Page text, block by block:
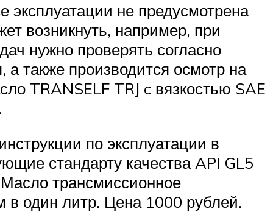
эксплуатации не предусмотрена
возникнуть, например, при
нужно проверять согласно
также производится осмотр на
TRANSELF TRJ c вязкостью SAE
по эксплуатации в
стандарту качества API GL5
трансмиссионное
в один литр. Цена 1000 рублей.